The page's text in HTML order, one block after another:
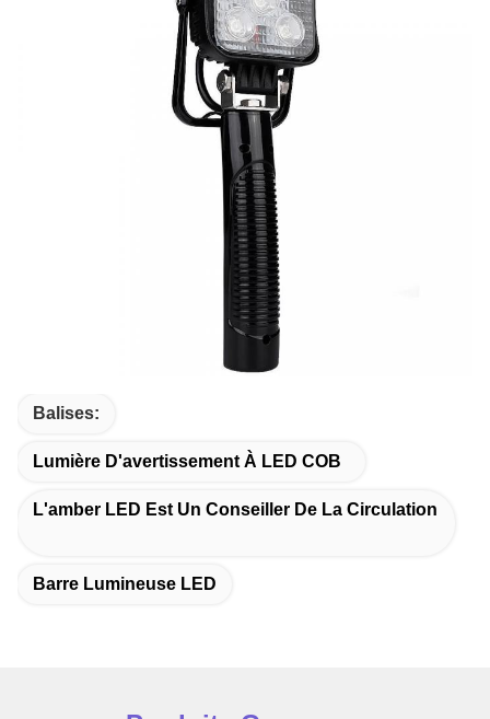
Balises:
Lumière D'avertissement À LED COB
L'amber LED Est Un Conseiller De La Circulation
Barre Lumineuse LED